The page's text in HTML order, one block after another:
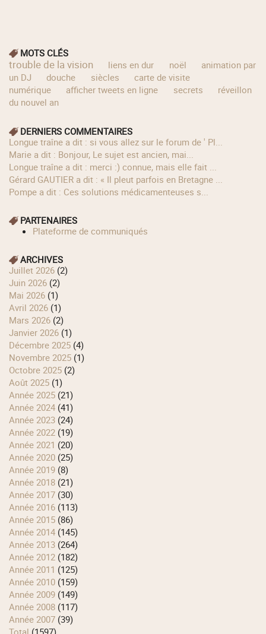
MOTS CLÉS
trouble de la vision liens en dur noël
animation par
un DJ
douche siècles
carte de visite
numérique
afficher tweets en ligne secrets
réveillon
du nouvel an
DERNIERS COMMENTAIRES
longue traîne a dit : si vous allez sur le forum de ' Pl...
Marie a dit : Bonjour, Le sujet est ancien, mai...
longue traîne a dit : merci :) connue, mais elle fait ...
Gérard GAUTIER a dit : « Il pleut parfois en Bretagne ...
Pompe a dit : Ces solutions médicamenteuses s...
PARTENAIRES
Plateforme de communiqués
ARCHIVES
juillet 2026 (2)
juin 2026 (2)
mai 2026 (1)
avril 2026 (1)
mars 2026 (2)
janvier 2026 (1)
décembre 2025 (4)
novembre 2025 (1)
octobre 2025 (2)
août 2025 (1)
année 2025 (21)
année 2024 (41)
année 2023 (24)
année 2022 (19)
année 2021 (20)
année 2020 (25)
année 2019 (8)
année 2018 (21)
année 2017 (30)
année 2016 (113)
année 2015 (86)
année 2014 (145)
année 2013 (264)
année 2012 (182)
année 2011 (125)
année 2010 (159)
année 2009 (149)
année 2008 (117)
année 2007 (39)